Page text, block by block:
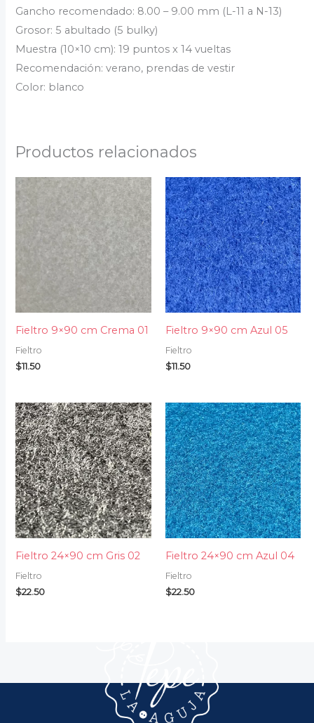
Gancho recomendado: 8.00 – 9.00 mm (L-11 a N-13)
Grosor: 5 abultado (5 bulky)
Muestra (10×10 cm): 19 puntos x 14 vueltas
Recomendación: verano, prendas de vestir
Color: blanco
Productos relacionados
Fieltro 9×90 cm Crema 01
Fieltro
$11.50
Fieltro 9×90 cm Azul 05
Fieltro
$11.50
Fieltro 24×90 cm Gris 02
Fieltro
$22.50
Fieltro 24×90 cm Azul 04
Fieltro
$22.50